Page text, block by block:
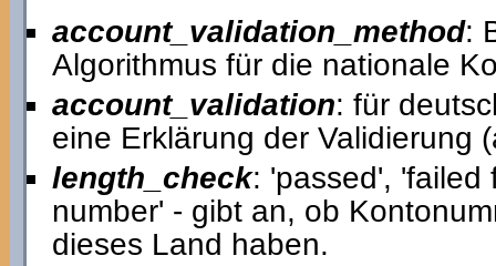
account_validation_method:
Algorithmus für die nationale
account_validation: für
eine Erklärung der Validierung
length_check: 'passed', 'failed
number' - gibt an, ob
dieses Land haben.